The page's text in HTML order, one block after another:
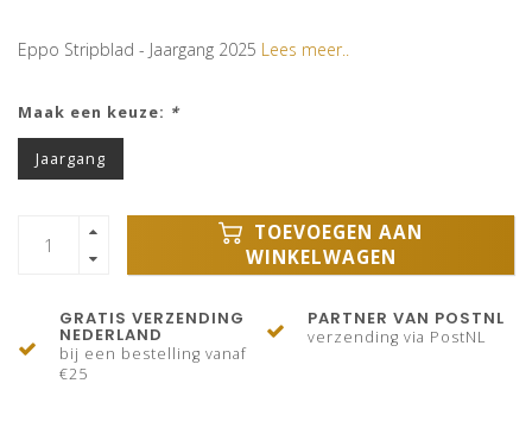
Eppo Stripblad - Jaargang 2025 Lees meer..
Maak een keuze: *
Jaargang
TOEVOEGEN AAN
WINKELWAGEN
GRATIS VERZENDING
NEDERLAND
bij een bestelling vanaf
€25
PARTNER VAN POSTNL
verzending via PostNL